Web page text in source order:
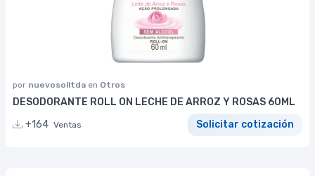
por nuevosolltda en Otros
DESODORANTE ROLL ON LECHE DE ARROZ Y ROSAS 60ML
+164 Ventas Solicitar cotización